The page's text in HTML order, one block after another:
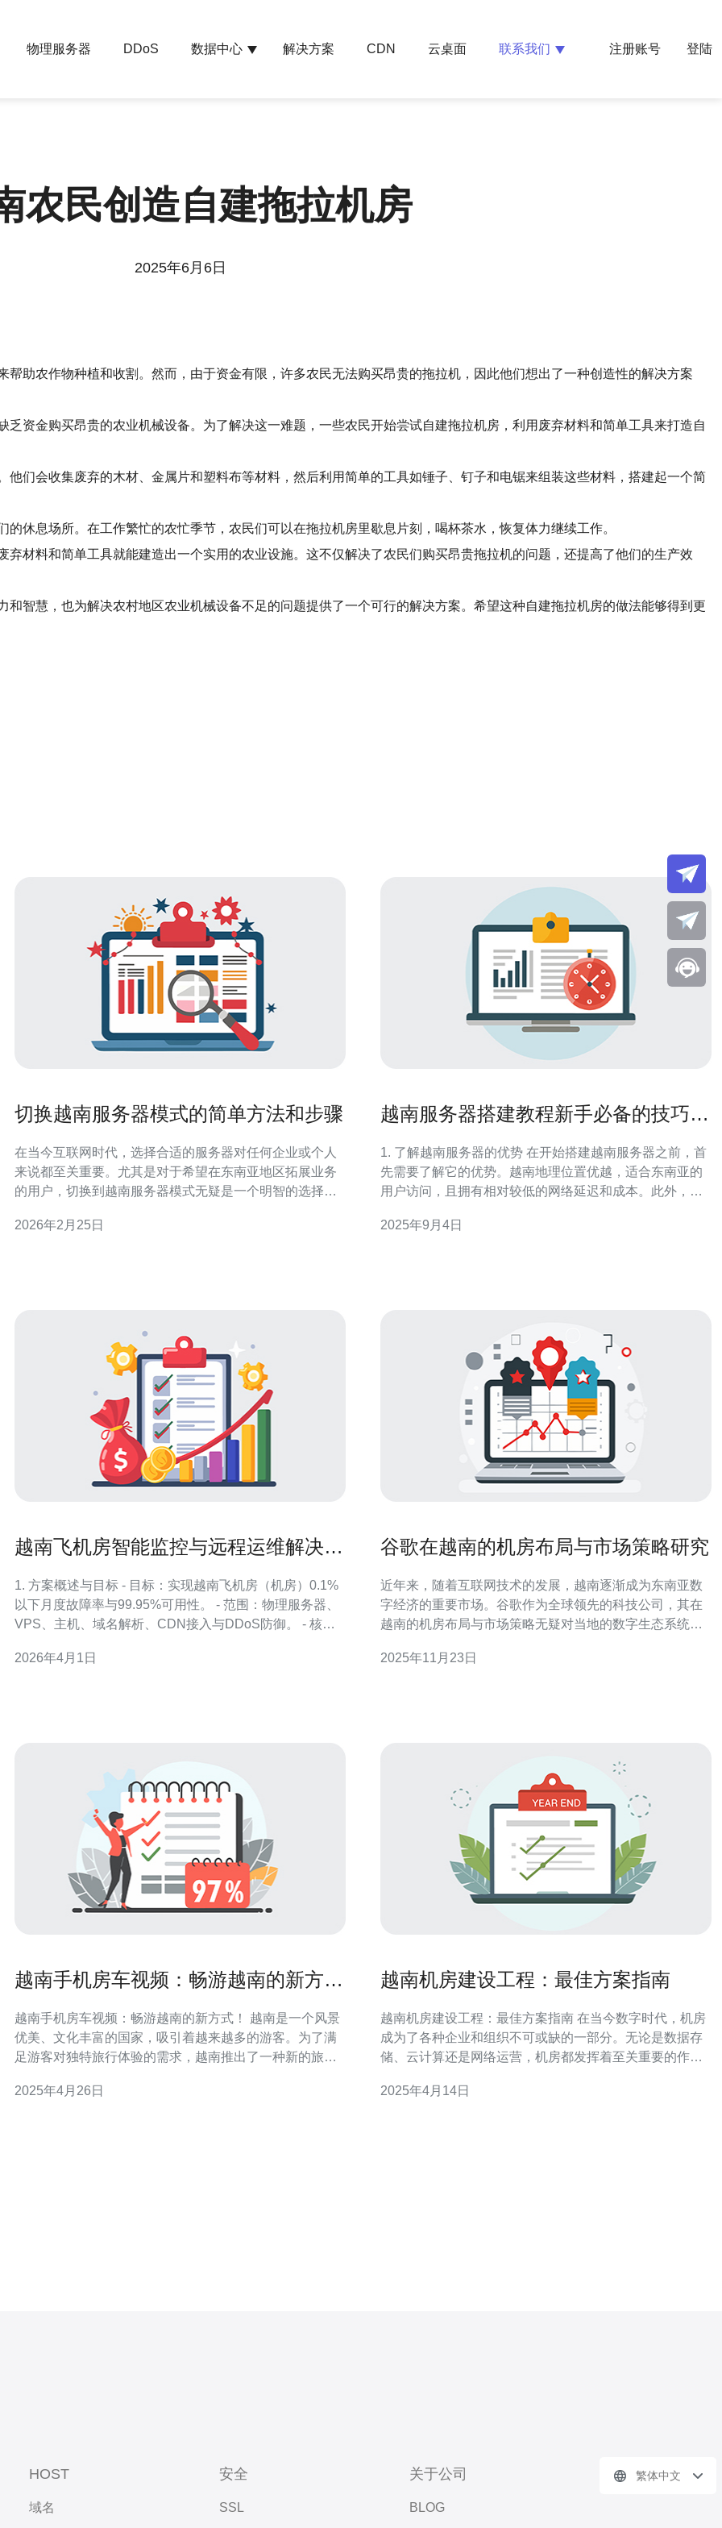
物理服务器 DDoS 数据中心 解决方案 CDN 云桌面 联系我们 注册账号 登陆
农民创造自建拖拉机房
2025年6月6日
助农作物种植和收割。然而，由于资金有限，许多农民无法购买昂贵的拖拉机，因此他们想出了一种创造性的解决方案
资金购买昂贵的农业机械设备。为了解决这一难题，一些农民开始尝试自建拖拉机房，利用废弃材料和简单工具来打造自
们会收集废弃的木材、金属片和塑料布等材料，然后利用简单的工具如锤子、钉子和电锯来组装这些材料，搭建起一个简
休息场所。在工作繁忙的农忙季节，农民们可以在拖拉机房里歇息片刻，喝杯茶水，恢复体力继续工作。
材料和简单工具就能建造出一个实用的农业设施。这不仅解决了农民们购买昂贵拖拉机的问题，还提高了他们的生产效
智慧，也为解决农村地区农业机械设备不足的问题提供了一个可行的解决方案。希望这种自建拖拉机房的做法能够得到更
切换越南服务器模式的简单方法和步骤
在当今互联网时代，选择合适的服务器对任何企业或个人
来说都至关重要。尤其是对于希望在东南亚地区拓展业务
的用户，切换到越南服务器模式无疑是一个明智的选择。
为了许多企业青睐的目的地。本文将为您详细介绍切换越
2026年2月25日
越南服务器搭建教程新手必备的技巧与
1. 了解越南服务器的优势 在开始搭建越南服务器之前，首
先需要了解它的优势。越南地理位置优越，适合东南亚的
用户访问，且拥有相对较低的网络延迟和成本。此外，越
据自己的需求进行调整。 2. 选择合适的服务器提供商 选择
2025年9月4日
越南飞机房智能监控与远程运维解决方
1. 方案概述与目标 - 目标：实现越南飞机房（机房）0.1%
以下月度故障率与99.95%可用性。 - 范围：物理服务器、
VPS、主机、域名解析、CDN接入与DDoS防御。 - 核
化运维、IPMI远程KVM。 - 策略：监控+告警+自动化修复
2026年4月1日
谷歌在越南的机房布局与市场策略研究
近年来，随着互联网技术的发展，越南逐渐成为东南亚数
字经济的重要市场。谷歌作为全球领先的科技公司，其在
越南的机房布局与市场策略无疑对当地的数字生态系统产
市场策略以及未来可能的发展方向，旨在揭示其成功背后
2025年11月23日
越南手机房车视频：畅游越南的新方
越南手机房车视频：畅游越南的新方式！ 越南是一个风景
优美、文化丰富的国家，吸引着越来越多的游客。为了满
足游客对独特旅行体验的需求，越南推出了一种新的旅行
住宿设施，让您可以在越南各个角落自由畅游。 手机房车
2025年4月26日
越南机房建设工程：最佳方案指南
越南机房建设工程：最佳方案指南 在当今数字时代，机房
成为了各种企业和组织不可或缺的一部分。无论是数据存
储、云计算还是网络运营，机房都发挥着至关重要的作
日益受到关注。本文将介绍越南机房建设的最佳方案，为
2025年4月14日
HOST
域名
安全
SSL
关于公司
BLOG
繁体中文